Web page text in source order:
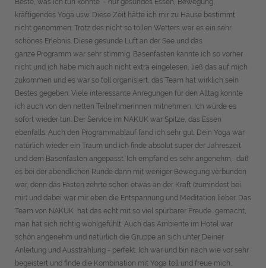
Beste, was ich tun konnte - nur gesundes Essen, Bewegung,
kräftigendes Yoga usw. Diese Zeit hätte ich mir zu Hause bestimmt
nicht genommen. Trotz des nicht so tollen Wetters war es ein sehr
schönes Erlebnis. Diese gesunde Luft an der See und das
ganze Programm war sehr stimmig. Basenfasten kannte ich so vorher
nicht und ich habe mich auch nicht extra eingelesen, ließ das auf mich
zukommen und es war so toll organisiert, das Team hat wirklich sein
Bestes gegeben. Viele interessante Anregungen für den Alltag konnte
ich auch von den netten Teilnehmerinnen mitnehmen. Ich würde es
sofort wieder tun. Der Service im NAKUK war Spitze, das Essen
ebenfalls. Auch den Programmablauf fand ich sehr gut. Dein Yoga war
natürlich wieder ein Traum und ich finde absolut super der Jahreszeit
und dem Basenfasten angepasst. Ich empfand es sehr angenehm, daß
es bei der abendlichen Runde dann mit weniger Bewegung verbunden
war, denn das Fasten zehrte schon etwas an der Kraft (zumindest bei
mir) und dabei war mir eben die Entspannung und Meditation lieber. Das
Team von NAKUK hat das echt mit so viel spürbarer Freude gemacht,
man hat sich richtig wohlgefühlt. Auch das Ambiente im Hotel war
schön angenehm und natürlich die Gruppe an sich unter Deiner
Anleitung und Ausstrahlung - perfekt. Ich war und bin nach wie vor sehr
begeistert und finde die Kombination mit Yoga toll und freue mich,